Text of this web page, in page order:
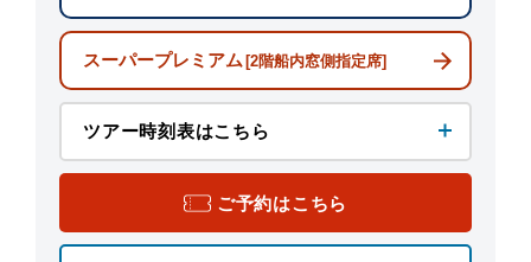
スーパープレミアム [2階船内窓側指定席]
ツアー時刻表はこちら
ご予約はこちら